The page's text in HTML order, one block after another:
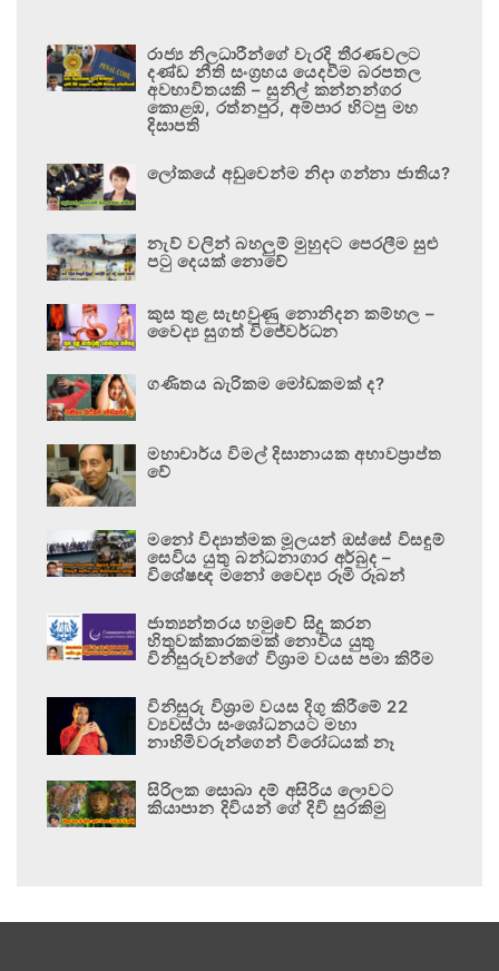
රාජ්‍ය නිලධාරීන්ගේ වැරදි තීරණවලට
දණ්ඩ නීති සංග්‍රහය යෙදවීම බරපතල
අවභාවිතයකි – සුනිල් කන්නන්ගර
කොළඹ, රත්නපුර, අම්පාර හිටපු මහ
දිසාපති
ලෝකයේ අඩුවෙන්ම නිදා ගන්නා ජාතිය?
නැව් වලින් බහලුම් මුහුදට පෙරලීම සුළු
පටු දෙයක් නොවේ
කුස තුළ සැඟවුණු නොනිදන කම්හල –
වෛද්‍ය සුගත් විජේවර්ධන
ගණිතය බැරිකම මෝඩකමක් ද?
මහාචාර්ය විමල් දිසානායක අභාවප්‍රාප්ත
වේ
මනෝ විද්‍යාත්මක මූලයන් ඔස්සේ විසඳුම්
සෙවිය යුතු බන්ධනාගාර අර්බුද –
විශේෂඥ මනෝ වෛද්‍ය රූමි රූබන්
ජාත්‍යන්තරය හමුවේ සිදු කරන
හිතුවක්කාරකමක් නොවිය යුතු
විනිසුරුවන්ගේ විශ්‍රාම වයස පමා කිරීම
විනිසුරු විශ්‍රාම වයස දිගු කිරීමේ 22
ව්‍යවස්ථා සංශෝධනයට මහා
නාහිමිවරුන්ගෙන් විරෝධයක් නෑ
සිරිලක සොබා දම් අසිරිය ලොවට
කියාපාන දිවියන් ගේ දිවි සුරකිමු